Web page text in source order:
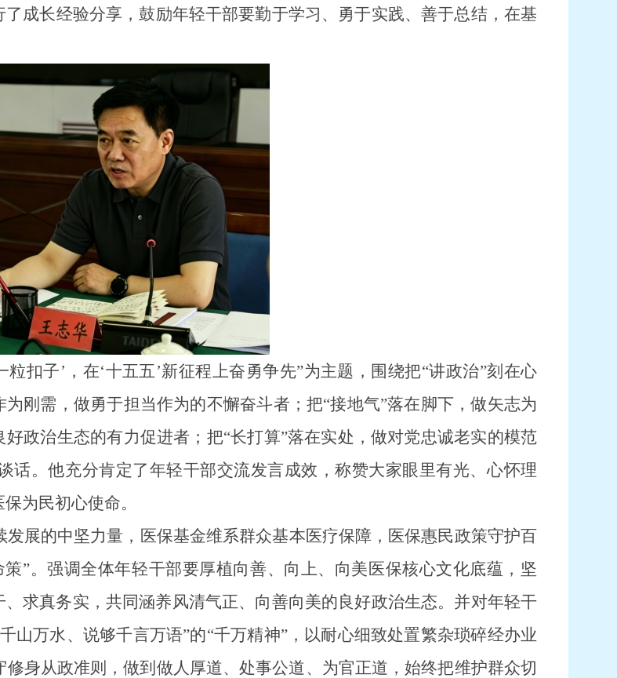
了成长经验分享 ，鼓励年轻干部要勤于学习、勇于实践、善于总结，在基
粒扣子’，在‘十五五’新征程上奋勇争先”为主题，围绕把“讲政治”刻在心
为刚需，做勇于担当作为的不懈奋斗者；把“接地气”落在脚下，做矢志为
好政治生态的有力促进者；把“长打算”落在实处，做对党忠诚老实的模范
话。他充分肯定了年轻干部交流发言成效，称赞大家眼里有光、心怀理
为民初心使命。
展的中坚力量，医保基金维系群众基本医疗保障，医保惠民政策守护百
策”。强调全体年轻干部要厚植向善、向上、向美医保核心文化底蕴，坚
、求真务实，共同涵养风清气正、向善向美的良好政治生态。并对年轻干
山万水、说够千言万语”的“千万精神”，以耐心细致处置繁杂琐碎经办业
修身从政准则，做到做人厚道、处事公道、为官正道，始终把维护群众切